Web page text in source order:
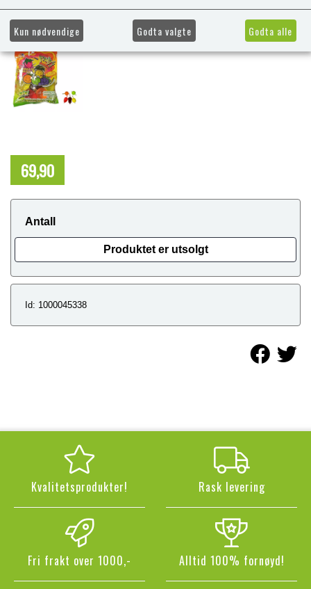
69,90
Antall
Produktet er utsolgt
Id: 1000045338
Kvalitetsprodukter! Rask levering
Fri frakt over 1000,- Alltid 100% fornøyd!
Kun nødvendige Godta valgte Godta alle